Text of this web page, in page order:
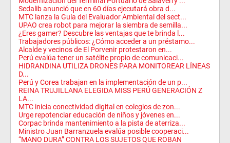
Sedalib anunció que en 60 días ejecutará obra d...
MTC lanza la Guía del Evaluador Ambiental del sect...
UPAO crea robot para mejorar la siembra de semilla...
¿Eres gamer? Descubre las ventajas que te brinda l...
Trabajadores públicos: ¿Cómo acceder a un préstamo...
Alcalde y vecinos de El Porvenir protestaron en...
Perú evalúa tener un satélite propio de comunicaci...
HIDRANDINA UTILIZA DRONES PARA MONITOREAR LÍNEAS
D...
Perú y Corea trabajan en la implementación de un p...
REINA TRUJILLANA ELEGIDA MISS PERÚ GENERACIÓN Z
LA...
MTC inicia conectividad digital en colegios de zon...
Urge repotenciar educación de niños y jóvenes en...
Corpac brinda mantenimiento a la pista de aterriza...
Ministro Juan Barranzuela evalúa posible cooperaci...
“MANO DURA” CONTRA LOS SUJETOS QUE ROBAN